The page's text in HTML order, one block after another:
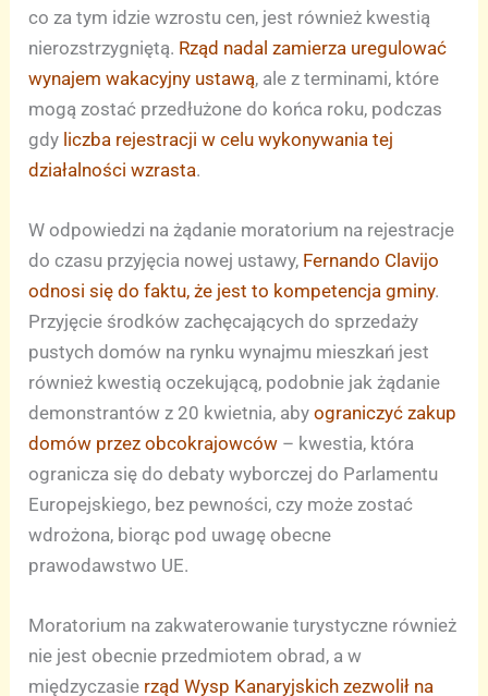
co za tym idzie wzrostu cen, jest również kwestią
nierozstrzygniętą. Rząd nadal zamierza uregulować
wynajem wakacyjny ustawą, ale z terminami, które
mogą zostać przedłużone do końca roku, podczas
gdy liczba rejestracji w celu wykonywania tej
działalności wzrasta.
W odpowiedzi na żądanie moratorium na rejestracje
do czasu przyjęcia nowej ustawy, Fernando Clavijo
odnosi się do faktu, że jest to kompetencja gminy.
Przyjęcie środków zachęcających do sprzedaży
pustych domów na rynku wynajmu mieszkań jest
również kwestią oczekującą, podobnie jak żądanie
demonstrantów z 20 kwietnia, abyograniczyć zakup
domów przez obcokrajowców – kwestia, która
ogranicza się do debaty wyborczej do Parlamentu
Europejskiego, bez pewności, czy może zostać
wdrożona, biorąc pod uwagę obecne
prawodawstwo UE.
Moratorium na zakwaterowanie turystyczne również
nie jest obecnie przedmiotem obrad, a w
międzyczasie rząd Wysp Kanaryjskich zezwolił na